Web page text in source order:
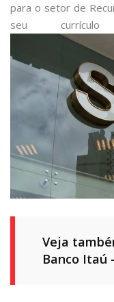
para o setor de
seu
Veja
Banco Itaú